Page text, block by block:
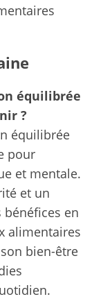
équilibrée
?
équilibrée
pour
et mentale.
et un
en
alimentaires
bien-être